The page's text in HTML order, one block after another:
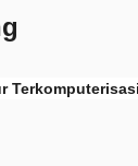
Terkomputerisasi